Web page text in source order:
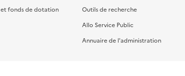
fonds de dotation
Outils de recherche
Allo Service Public
Annuaire de l'administration